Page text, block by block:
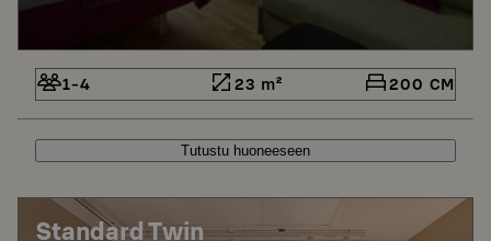
1-4 23 m² 200 CM
Tutustu huoneeseen
Standard Twin